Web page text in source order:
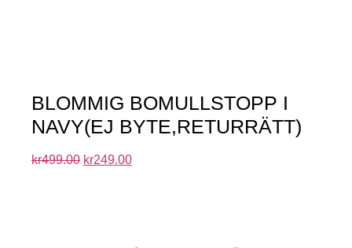
BLOMMIG BOMULLSTOPP I
NAVY(EJ BYTE,RETURRÄTT)
kr499.00 kr249.00